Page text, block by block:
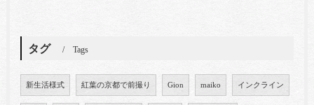
タグ Tags
新生活様式 紅葉の京都で前撮り Gion maiko インクライン